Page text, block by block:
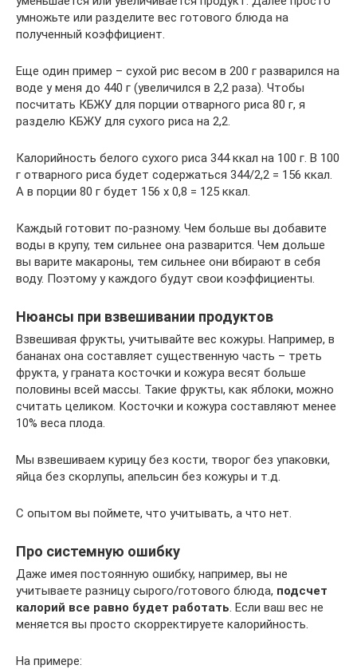
умножьте или разделите вес готового блюда на
полученный коэффициент.
Еще один пример – сухой рис весом в 200 г разварился на
воде у меня до 440 г (увеличился в 2,2 раза). Чтобы
посчитать КБЖУ для порции отварного риса 80 г, я
разделю КБЖУ для сухого риса на 2,2.
Калорийность белого сухого риса 344 ккал на 100 г. В 100
г отварного риса будет содержаться 344/2,2 = 156 ккал.
А в порции 80 г будет 156 х 0,8 = 125 ккал.
Каждый готовит по-разному. Чем больше вы добавите
воды в крупу, тем сильнее она разварится. Чем дольше
вы варите макароны, тем сильнее они вбирают в себя
воду. Поэтому у каждого будут свои коэффициенты.
Нюансы при взвешивании продуктов
Взвешивая фрукты, учитывайте вес кожуры. Например, в
бананах она составляет существенную часть – треть
фрукта, у граната косточки и кожура весят больше
половины всей массы. Такие фрукты, как яблоки, можно
считать целиком. Косточки и кожура составляют менее
10% веса плода.
Мы взвешиваем курицу без кости, творог без упаковки,
яйца без скорлупы, апельсин без кожуры и т.д.
С опытом вы поймете, что учитывать, а что нет.
Про системную ошибку
Даже имея постоянную ошибку, например, вы не
учитываете разницу сырого/готового блюда, подсчет
калорий все равно будет работать . Если ваш вес не
меняется вы просто скорректируете калорийность.
На примере: